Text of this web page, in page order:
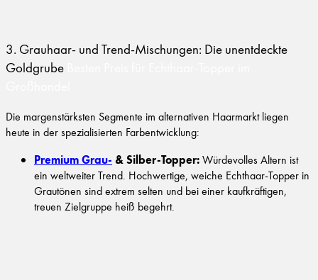
3. Grauhaar- und Trend-Mischungen: Die unentdeckte
Goldgrube
Die margenstärksten Segmente im alternativen Haarmarkt liegen
heute in der spezialisierten Farbentwicklung:
Premium Grau- & Silber-Topper:Würdevolles Altern ist
ein weltweiter Trend. Hochwertige, weiche Echthaar-Topper in
Grautönen sind extrem selten und bei einer kaufkräftigen,
treuen Zielgruppe heiß begehrt.